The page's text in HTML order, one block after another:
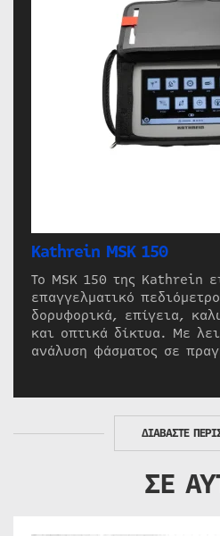
Kathrein MSK 150
Το MSK 150 της Kathrein
επαγγελματικό
δορυφορικά, επίγεια,
και οπτικά δίκτυα. Με
ανάλυση φάσματος σε
ΔΙΑΒΑΣΤΕ
ΣΕ